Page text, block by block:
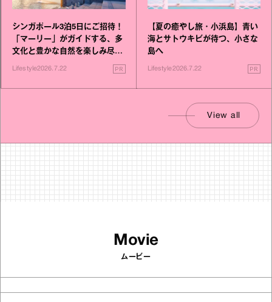
シンガポール3泊5日にご招待！
「マーリー」がガイドする、多
文化と豊かな自然を楽しみ尽く
Lifestyle2026.7.22 PR
【夏の癒やし旅・小浜島】青い
海とサトウキビが待つ、小さな
島へ
Lifestyle2026.7.22 PR
View all
Movie
ムービー